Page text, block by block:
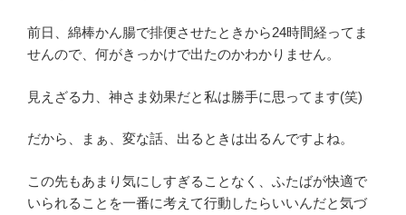
前日、綿棒かん腸で排便させたときから24時間経ってま
せんので、何がきっかけで出たのかわかりません。
見えざる力、神さま効果だと私は勝手に思ってます(笑)
だから、まぁ、変な話、出るときは出るんですよね。
この先もあまり気にしすぎることなく、ふたばが快適で
いられることを一番に考えて行動したらいいんだと気づ